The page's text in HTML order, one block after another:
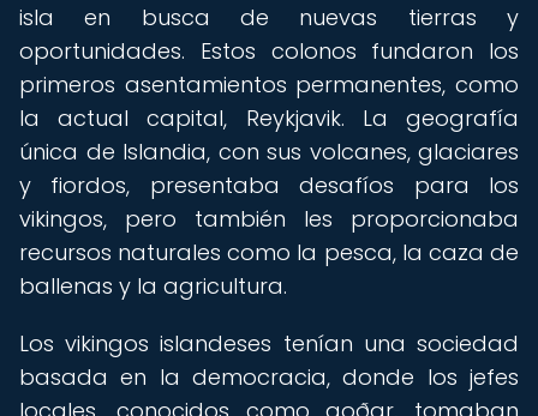
isla en busca de nuevas tierras y
oportunidades. Estos colonos fundaron los
primeros asentamientos permanentes, como
la actual capital, Reykjavik. La geografía
única de Islandia, con sus volcanes, glaciares
y fiordos, presentaba desafíos para los
vikingos, pero también les proporcionaba
recursos naturales como la pesca, la caza de
ballenas y la agricultura.
Los vikingos islandeses tenían una sociedad
basada en la democracia, donde los jefes